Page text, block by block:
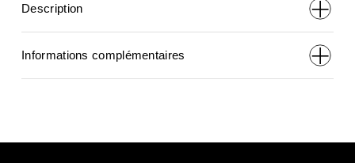
Description
Informations complémentaires